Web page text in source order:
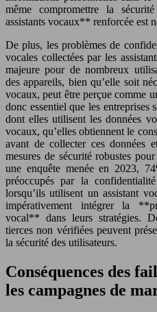
même compromettre la
assistants vocaux** renforcée est
De plus, les problèmes de
vocales collectées par les
majeure pour de nombreux
des appareils, bien qu’elle soit
vocaux, peut être perçue comme
donc essentiel que les entreprises
dont elles utilisent les données
vocaux, qu’elles obtiennent le
avant de collecter ces données
mesures de sécurité robustes
une enquête menée en 2023,
préoccupés par la
lorsqu’ils utilisent un assistant
impérativement intégrer la
vocal** dans leurs stratégies.
tierces non vérifiées peuvent
la sécurité des utilisateurs.
Conséquences des
les campagnes de